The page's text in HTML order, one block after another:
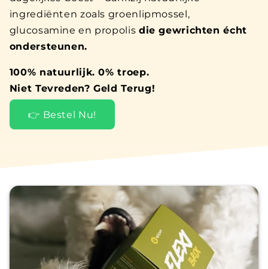
ingrediënten zoals groenlipmossel,
glucosamine en propolis die gewrichten écht
ondersteunen.
100% natuurlijk. 0% troep.
Niet Tevreden? Geld Terug!
👉 Bestel Nu!